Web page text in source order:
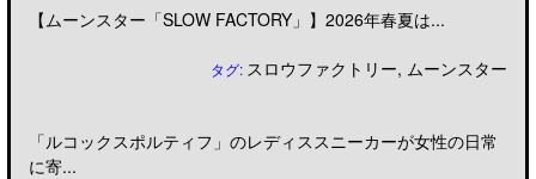
【ムーンスター「SLOW FACTORY」】2026年春夏は...
タグ: スロウファクトリー, ムーンスター
「ルコックスポルティフ」のレディススニーカーが女性の日常
に寄...